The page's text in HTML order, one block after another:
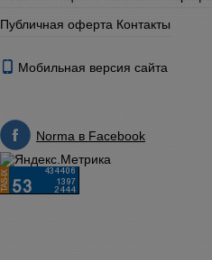
Публичная оферта Контакты
Мобильная версия сайта
Norma в Facebook